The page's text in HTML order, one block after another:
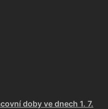
doby ve dnech 1. 7.